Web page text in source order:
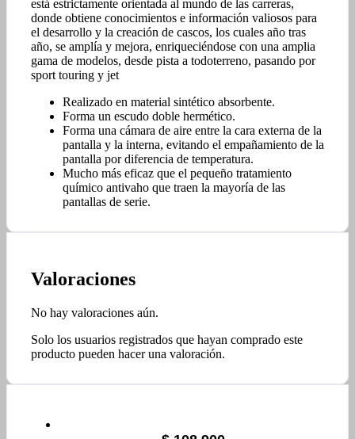
está estrictamente orientada al mundo de las carreras,
donde obtiene conocimientos e información valiosos para
el desarrollo y la creación de cascos, los cuales año tras
año, se amplía y mejora, enriqueciéndose con una amplia
gama de modelos, desde pista a todoterreno, pasando por
sport touring y jet
Realizado en material sintético absorbente.
Forma un escudo doble hermético.
Forma una cámara de aire entre la cara externa de la
pantalla y la interna, evitando el empañamiento de la
pantalla por diferencia de temperatura.
Mucho más eficaz que el pequeño tratamiento
químico antivaho que traen la mayoría de las
pantallas de serie.
Valoraciones
No hay valoraciones aún.
Solo los usuarios registrados que hayan comprado este
producto pueden hacer una valoración.